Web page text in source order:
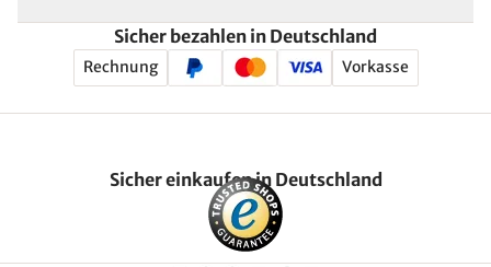
Sicher bezahlen in Deutschland
Rechnung Vorkasse
Sicher einkaufen in Deutschland